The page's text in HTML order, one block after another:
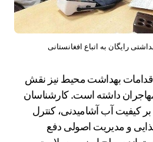
بهداشت محیط نیز نقش
داشته است. کارشناسان
کیفیت آب آشامیدنی، کنترل
غذایی و مدیریت اصولی دفع